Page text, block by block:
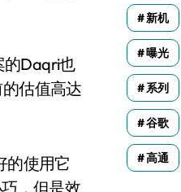
的Daqri也
估值高达
的使用它
，但是效
新机
曝光
系列
谷歌
高通